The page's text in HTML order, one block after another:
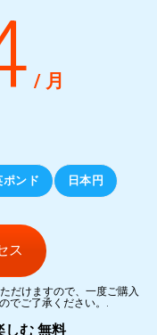
/ 月
ポンド 日本円
ス
だけますので、一度ご購入
でご了承ください。.
しむ 無料